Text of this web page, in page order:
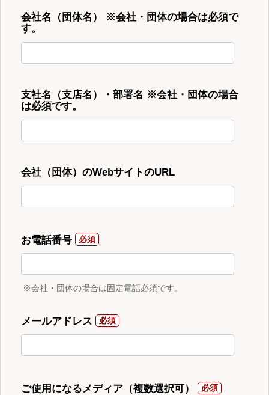
会社名（団体名） ※会社・団体の場合は必須で
す。
支社名（支店名）・部署名 ※会社・団体の場合
は必須です。
会社（団体）のWebサイトのURL
お電話番号
※会社・団体の場合は固定電話必須です。
メールアドレス
ご使用になるメディア（複数選択可）